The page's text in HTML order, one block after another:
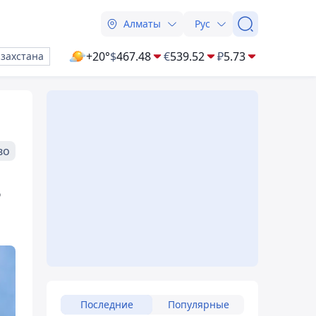
Алматы Рус
+20°$467.48 €539.52 ₽5.73
Последние Популярные